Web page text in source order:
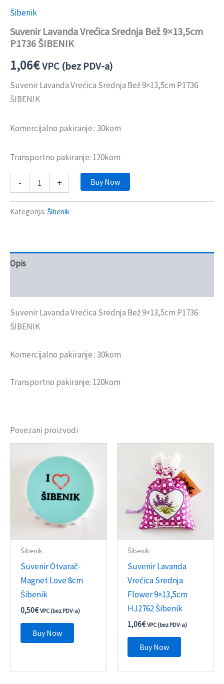
Šibenik
Suvenir Lavanda Vrećica Srednja Bež 9×13,5cm
P1736 ŠIBENIK
1,06€VPC (bez PDV-a)
Suvenir Lavanda Vrećica Srednja Bež 9×13,5cm P1736
ŠIBENIK
Komercijalno pakiranje : 30kom
Transportno pakiranje: 120kom
- + Buy Now
Kategorija: Šibenik
Opis
Suvenir Lavanda Vrećica Srednja Bež 9×13,5cm P1736
ŠIBENIK
Komercijalno pakiranje : 30kom
Transportno pakiranje: 120kom
Povezani proizvodi
Šibenik
Suvenir Otvarač-
Magnet Love 8cm
Šibenik
0,50€ VPC (bez PDV-a)
Buy Now
Šibenik
Suvenir Lavanda
Vrećica Srednja
Flower 9×13,5cm
HJ2762 Šibenik
1,06€ VPC (bez PDV-a)
Buy Now